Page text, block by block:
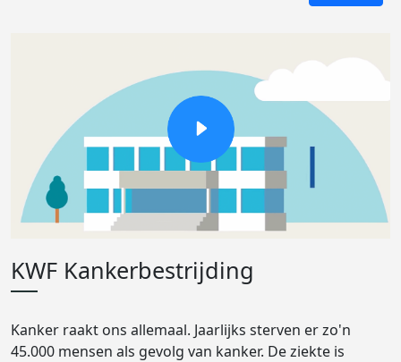
KWF Kankerbestrijding
Kanker raakt ons allemaal. Jaarlijks sterven er zo'n
45.000 mensen als gevolg van kanker. De ziekte is